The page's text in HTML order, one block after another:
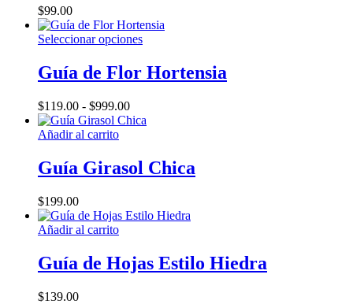
opciones
se
elegir
en
de
$99.00
Seleccionar opcionesEste
tiene
múltiples
opciones
elegir
en
página
de
Guía de Flor Hortensia
$119.00 - $999.00Rango
de
$119.00
hasta
Añadir al carrito
Guía Girasol Chica
$199.00
Añadir al carrito
Guía de Hojas Estilo Hiedra
$139.00